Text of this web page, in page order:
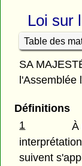
Loi sur
Table des
SA
Définitions
1
À
suivent